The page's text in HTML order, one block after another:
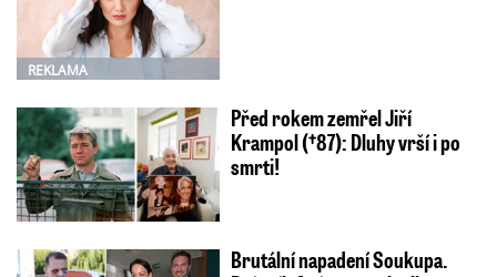
REKLAMA
Před rokem zemřel Jiří
Krampol (†87): Dluhy vrší i po
smrti!
Brutální napadení Soukupa.